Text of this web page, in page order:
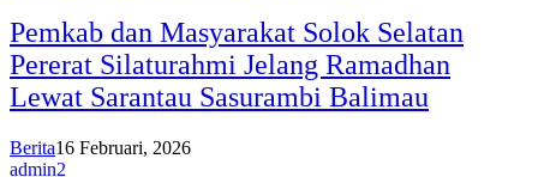
Pemkab dan Masyarakat Solok Selatan
Pererat Silaturahmi Jelang Ramadhan
Lewat Sarantau Sasurambi Balimau
Berita16 Februari, 2026
admin2